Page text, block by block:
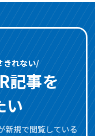
きれない/
記事を
い
新規で閲覧している